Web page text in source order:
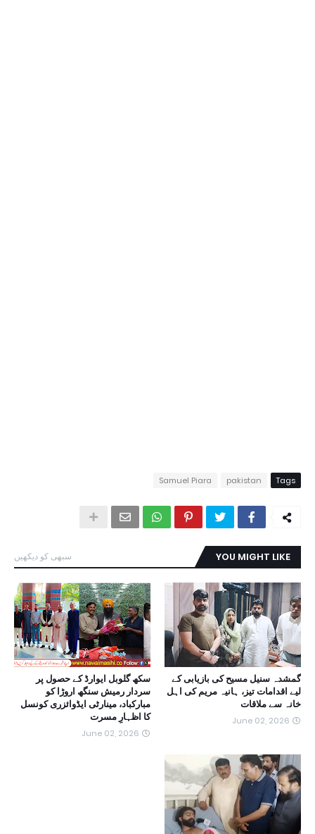
Tags
pakistan
Samuel Piara
YOU MIGHT LIKE سبھی کو دیکھیں
گمشدہ سنیل مسیح کی بازیابی کے
لیے اقدامات تیز، ہانیہ مریم کی اہل
خانہ سے ملاقات
June 02, 2026
سکھ گلوبل ایوارڈ کے حصول پر
سردار رمیش سنگھ اروڑا کو
مبارکباد، مینارٹی ایڈوائزری کونسل
کا اظہارِ مسرت
June 02, 2026